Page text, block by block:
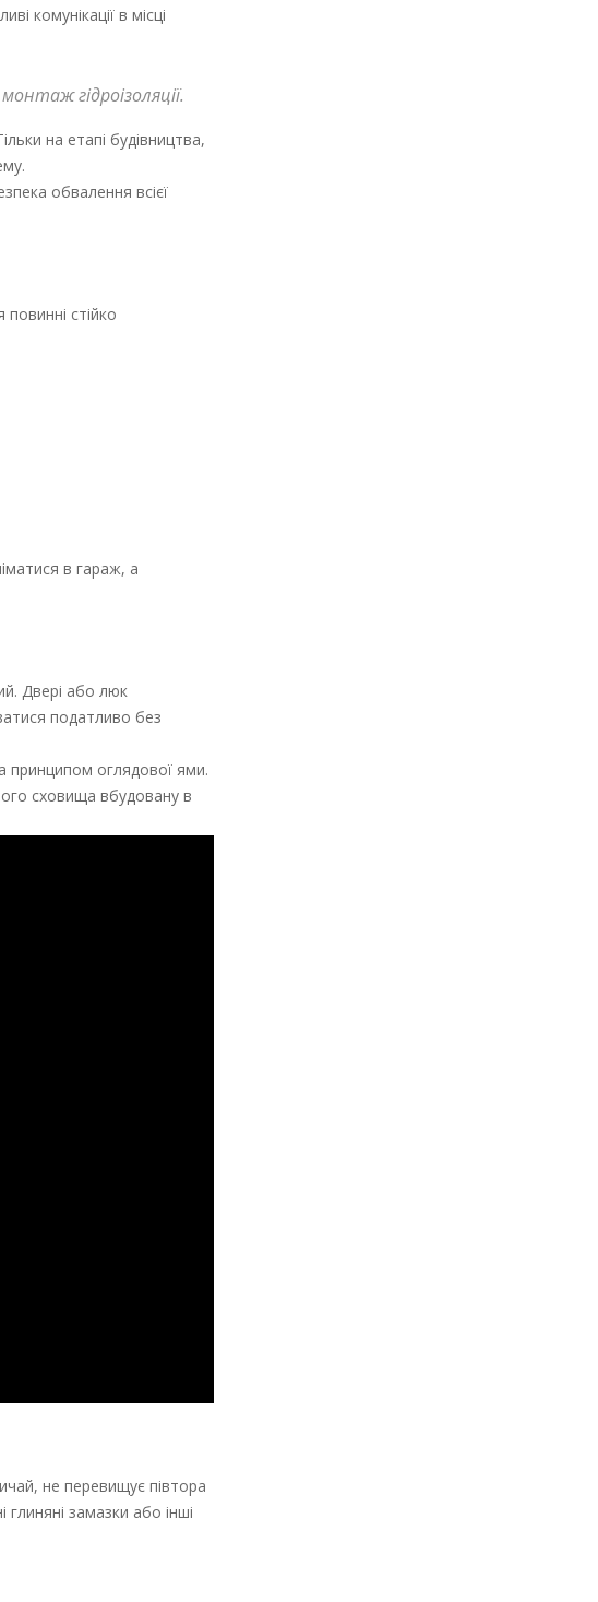
комунікації в місці
гідроізоляції.
на етапі будівництва,
обвалення всієї
стійко
в гараж, а
Двері або люк
податливо без
принципом оглядової ями.
сховища вбудовану в
не перевищує півтора
замазки або інші